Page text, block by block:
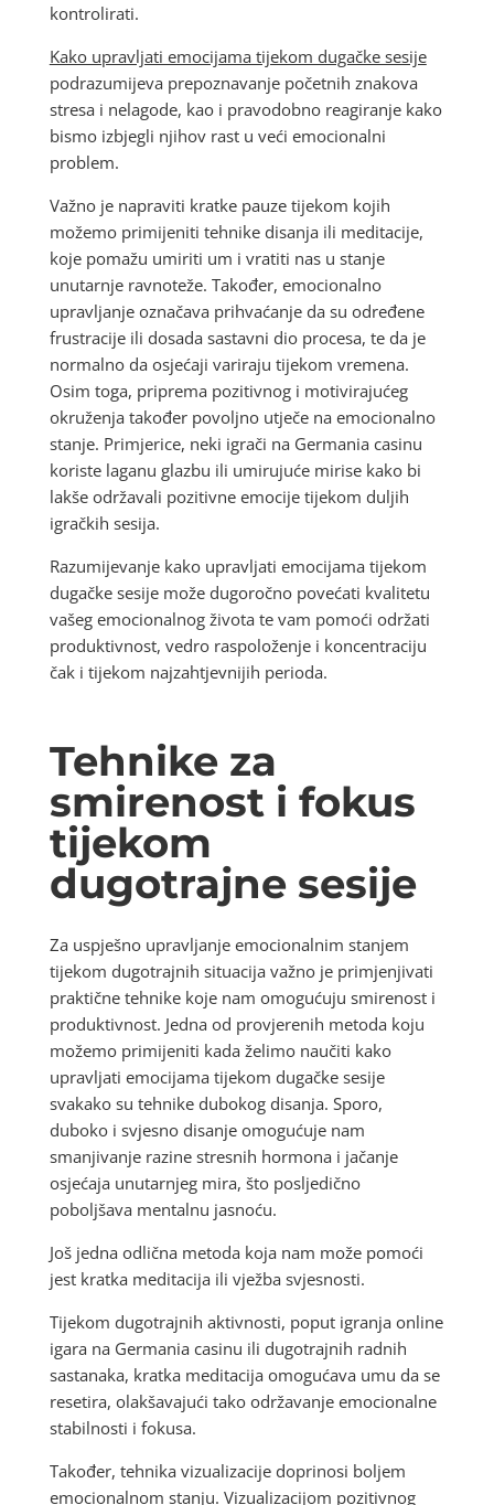
kontrolirati.
Kako upravljati emocijama tijekom dugačke sesije
podrazumijeva prepoznavanje početnih znakova
stresa i nelagode, kao i pravodobno reagiranje kako
bismo izbjegli njihov rast u veći emocionalni
problem.
Važno je napraviti kratke pauze tijekom kojih
možemo primijeniti tehnike disanja ili meditacije,
koje pomažu umiriti um i vratiti nas u stanje
unutarnje ravnoteže. Također, emocionalno
upravljanje označava prihvaćanje da su određene
frustracije ili dosada sastavni dio procesa, te da je
normalno da osjećaji variraju tijekom vremena.
Osim toga, priprema pozitivnog i motivirajućeg
okruženja također povoljno utječe na emocionalno
stanje. Primjerice, neki igrači na Germania casinu
koriste laganu glazbu ili umirujuće mirise kako bi
lakše održavali pozitivne emocije tijekom duljih
igračkih sesija.
Razumijevanje kako upravljati emocijama tijekom
dugačke sesije može dugoročno povećati kvalitetu
vašeg emocionalnog života te vam pomoći održati
produktivnost, vedro raspoloženje i koncentraciju
čak i tijekom najzahtjevnijih perioda.
Tehnike za
smirenost i fokus
tijekom
dugotrajne sesije
Za uspješno upravljanje emocionalnim stanjem
tijekom dugotrajnih situacija važno je primjenjivati
praktične tehnike koje nam omogućuju smirenost i
produktivnost. Jedna od provjerenih metoda koju
možemo primijeniti kada želimo naučiti kako
upravljati emocijama tijekom dugačke sesije
svakako su tehnike dubokog disanja. Sporo,
duboko i svjesno disanje omogućuje nam
smanjivanje razine stresnih hormona i jačanje
osjećaja unutarnjeg mira, što posljedično
poboljšava mentalnu jasnoću.
Još jedna odlična metoda koja nam može pomoći
jest kratka meditacija ili vježba svjesnosti.
Tijekom dugotrajnih aktivnosti, poput igranja online
igara na Germania casinu ili dugotrajnih radnih
sastanaka, kratka meditacija omogućava umu da se
resetira, olakšavajući tako održavanje emocionalne
stabilnosti i fokusa.
Također, tehnika vizualizacije doprinosi boljem
emocionalnom stanju. Vizualizacijom pozitivnog